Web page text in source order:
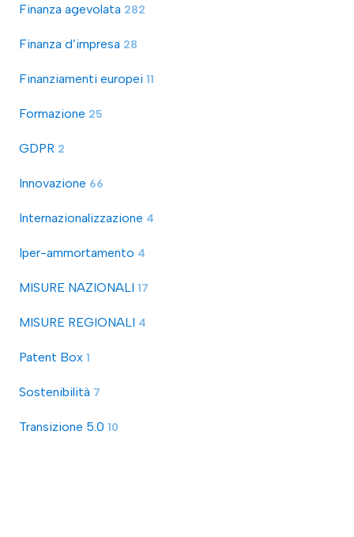
Finanza agevolata 282
Finanza d’impresa 28
Finanziamenti europei 11
Formazione 25
GDPR 2
Innovazione 66
Internazionalizzazione 4
Iper-ammortamento 4
MISURE NAZIONALI 17
MISURE REGIONALI 4
Patent Box 1
Sostenibilità 7
Transizione 5.0 10